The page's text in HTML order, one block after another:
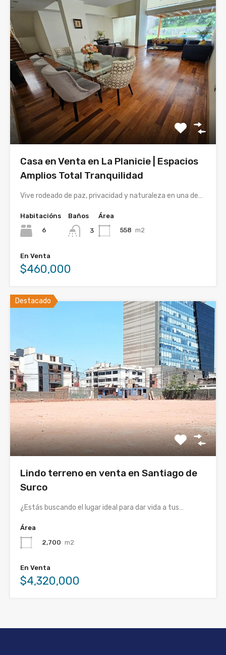
Casa en Venta en La Planicie | Espacios
Amplios Total Tranquilidad
Vive rodeado de paz, privacidad y naturaleza en una de…
Habitacións
6
Baños
3
Área
558 m2
En Venta
$460,000
Destacado
Lindo terreno en venta en Santiago de
Surco
¿Estás buscando el lugar ideal para dar vida a tus…
Área
2,700 m2
En Venta
$4,320,000